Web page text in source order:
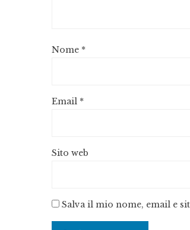
Nome *
Email *
Sito web
Salva il mio nome, email e